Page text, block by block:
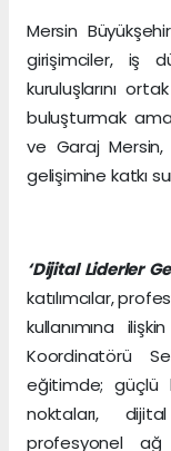
Mersin
girişimciler, iş
kuruluşlarını
buluşturmak
ve Garaj
gelişimine katkı
‘Dijital Liderler
katılımcılar,
kullanımına
Koordinatörü
eğitimde; güçlü
noktaları,
profesyonel